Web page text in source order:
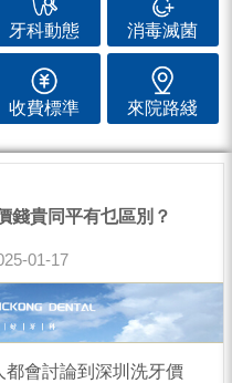
牙科動態 消毒滅菌
收費標準 來院路綫
錢貴同平有乜區別？
01-17
都會討論到深圳洗牙價